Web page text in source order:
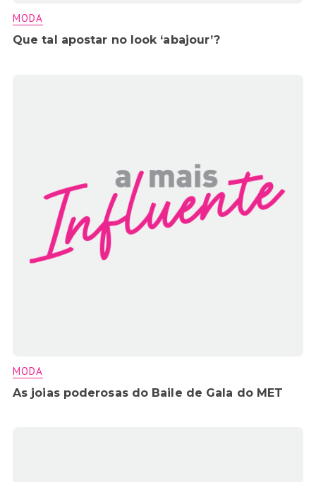
MODA
Que tal apostar no look ‘abajour’?
MODA
As joias poderosas do Baile de Gala do MET